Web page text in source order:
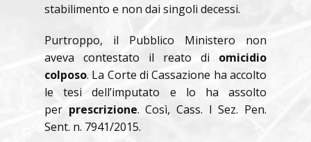
stabilimento e non dai singoli decessi.
Purtroppo, il Pubblico Ministero non
aveva contestato il reato di omicidio
colposo. La Corte di Cassazione ha accolto
le tesi dell’imputato e lo ha assolto
per prescrizione. Così, Cass. I Sez. Pen.
Sent. n. 7941/2015.